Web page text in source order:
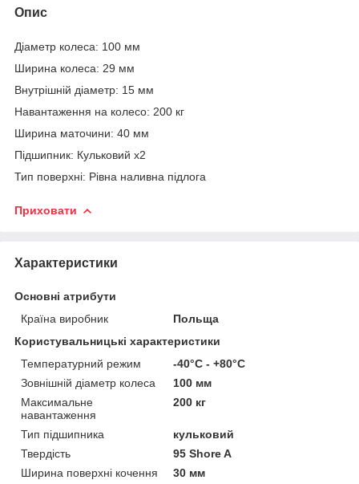
Опис
Діаметр колеса: 100 мм
Ширина колеса: 29 мм
Внутрішній діаметр: 15 мм
Навантаження на колесо: 200 кг
Ширина маточини: 40 мм
Підшипник: Кульковий x2
Тип поверхні: Рівна наливна підлога
Приховати
Характеристики
Основні атрибути
Країна виробник
Польща
Користувальницькі характеристики
Температурний режим
-40°C - +80°C
Зовнішній діаметр колеса
100 мм
Максимальне
навантаження
200 кг
Тип підшипника
кульковий
Твердість
95 Shore A
Ширина поверхні кочення
30 мм